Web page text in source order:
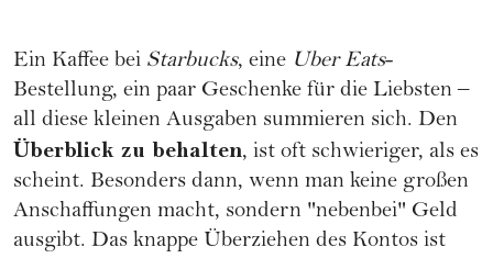
Ein Kaffee bei Starbucks, eine Uber Eats-
Bestellung, ein paar Geschenke für die Liebsten –
all diese kleinen Ausgaben summieren sich. Den
Überblick zu behalten, ist oft schwieriger, als es
scheint. Besonders dann, wenn man keine großen
Anschaffungen macht, sondern "nebenbei" Geld
ausgibt. Das knappe Überziehen des Kontos ist